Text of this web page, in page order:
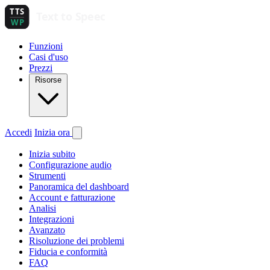
Funzioni
Casi d'uso
Prezzi
Risorse
Accedi Inizia ora
Inizia subito
Configurazione audio
Strumenti
Panoramica del dashboard
Account e fatturazione
Analisi
Integrazioni
Avanzato
Risoluzione dei problemi
Fiducia e conformità
FAQ